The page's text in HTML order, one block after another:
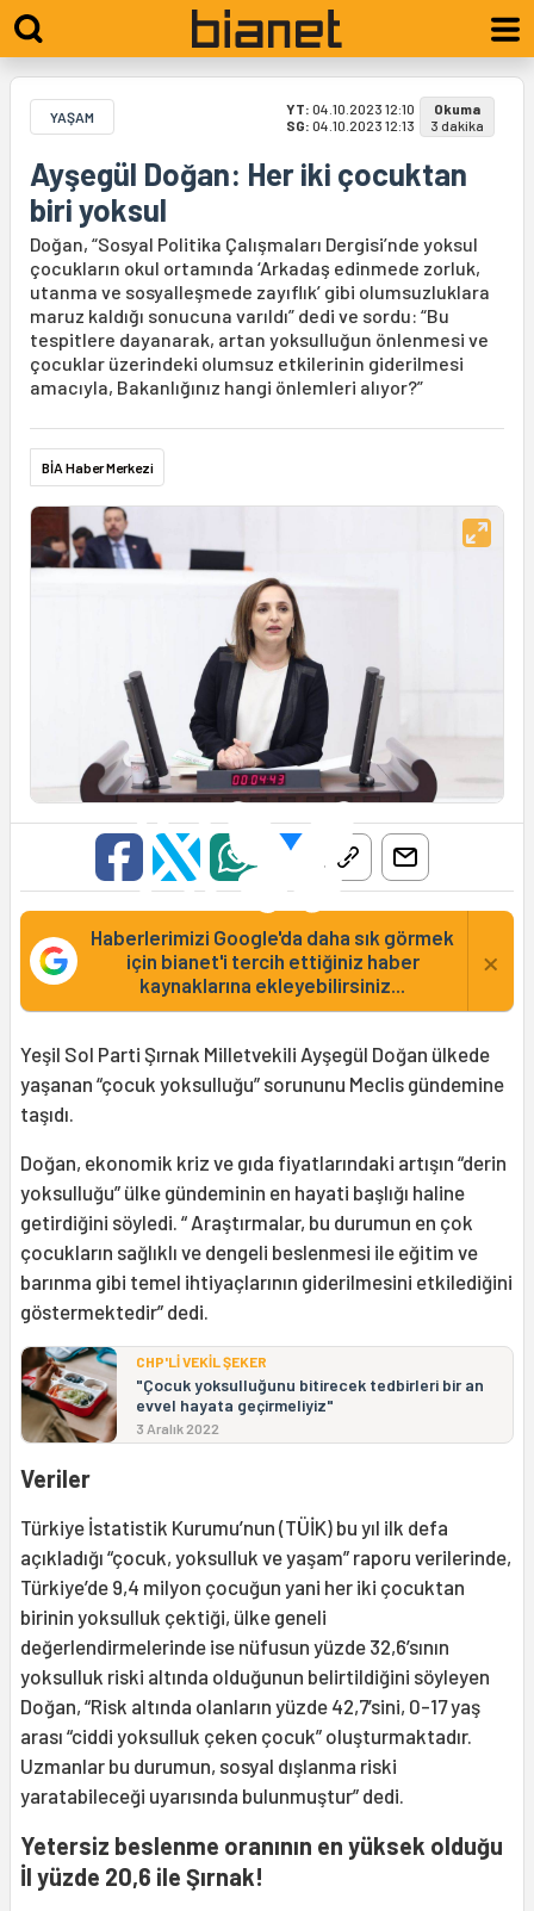
YAŞAM YT: 04.10.2023 12:10
SG: 04.10.2023 12:13
Okuma
3 dakika
Ayşegül Doğan: Her iki çocuktan
biri yoksul
Doğan, “Sosyal Politika Çalışmaları Dergisi’nde yoksul
çocukların okul ortamında ‘Arkadaş edinmede zorluk,
utanma ve sosyalleşmede zayıflık’ gibi olumsuzluklara
maruz kaldığı sonucuna varıldı” dedi ve sordu: “Bu
tespitlere dayanarak, artan yoksulluğun önlenmesi ve
çocuklar üzerindeki olumsuz etkilerinin giderilmesi
amacıyla, Bakanlığınız hangi önlemleri alıyor?”
BİA Haber Merkezi
Haberlerimizi Google'da daha sık görmek
için bianet'i tercih ettiğiniz haber
kaynaklarına ekleyebilirsiniz...
×
Yeşil Sol Parti Şırnak Milletvekili Ayşegül Doğan ülkede
yaşanan “çocuk yoksulluğu” sorununu Meclis gündemine
taşıdı.
Doğan, ekonomik kriz ve gıda fiyatlarındaki artışın “derin
yoksulluğu” ülke gündeminin en hayati başlığı haline
getirdiğini söyledi. “ Araştırmalar, bu durumun en çok
çocukların sağlıklı ve dengeli beslenmesi ile eğitim ve
barınma gibi temel ihtiyaçlarının giderilmesini etkilediğini
göstermektedir” dedi.
CHP'Lİ VEKİL ŞEKER
"Çocuk yoksulluğunu bitirecek tedbirleri bir an
evvel hayata geçirmeliyiz"
3 Aralık 2022
Veriler
Türkiye İstatistik Kurumu’nun (TÜİK) bu yıl ilk defa
açıkladığı “çocuk, yoksulluk ve yaşam” raporu verilerinde,
Türkiye’de 9,4 milyon çocuğun yani her iki çocuktan
birinin yoksulluk çektiği, ülke geneli
değerlendirmelerinde ise nüfusun yüzde 32,6’sının
yoksulluk riski altında olduğunun belirtildiğini söyleyen
Doğan, “Risk altında olanların yüzde 42,7’sini, 0-17 yaş
arası “ciddi yoksulluk çeken çocuk” oluşturmaktadır.
Uzmanlar bu durumun, sosyal dışlanma riski
yaratabileceği uyarısında bulunmuştur” dedi.
Yetersiz beslenme oranının en yüksek olduğu
İl yüzde 20,6 ile Şırnak!